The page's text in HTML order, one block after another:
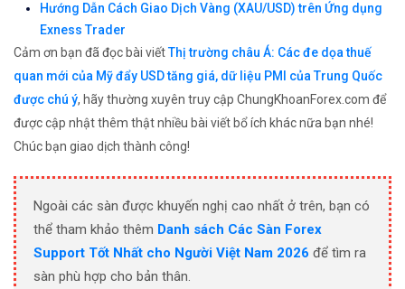
Hướng Dẫn Cách Giao Dịch Vàng (XAU/USD) trên Ứng dụng
Exness Trader
Cảm ơn bạn đã đọc bài viếtThị trường châu Á: Các đe dọa thuế
quan mới của Mỹ đẩy USD tăng giá, dữ liệu PMI của Trung Quốc
được chú ý, hãy thường xuyên truy cập ChungKhoanForex.com để
được cập nhật thêm thật nhiều bài viết bổ ích khác nữa bạn nhé!
Chúc bạn giao dịch thành công!
Ngoài các sàn được khuyến nghị cao nhất ở trên, bạn có
thể tham khảo thêm Danh sách Các Sàn Forex
Support Tốt Nhất cho Người Việt Nam 2026 để tìm ra
sàn phù hợp cho bản thân.